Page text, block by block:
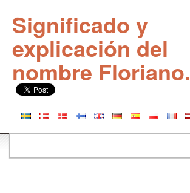
Significado y
explicación del
nombre Floriano.